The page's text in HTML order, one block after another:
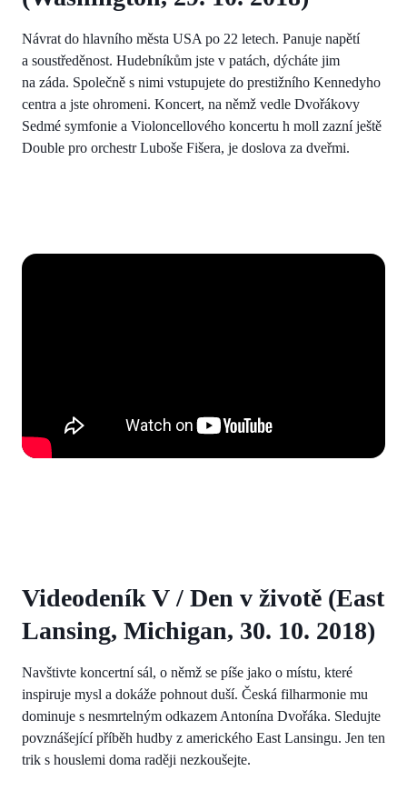
Návrat do hlavního města USA po 22 letech. Panuje napětí
a soustředěnost. Hudebníkům jste v patách, dýcháte jim
na záda. Společně s nimi vstupujete do prestižního Kennedyho
centra a jste ohromeni. Koncert, na němž vedle Dvořákovy
Sedmé symfonie a Violoncellového koncertu h moll zazní ještě
Double pro orchestr Luboše Fišera, je doslova za dveřmi.
Videodeník V / Den v životě (East
Lansing, Michigan, 30. 10. 2018)
Navštivte koncertní sál, o němž se píše jako o místu, které
inspiruje mysl a dokáže pohnout duší. Česká filharmonie mu
dominuje s nesmrtelným odkazem Antonína Dvořáka. Sledujte
povznášející příběh hudby z amerického East Lansingu. Jen ten
trik s houslemi doma raději nezkoušejte.